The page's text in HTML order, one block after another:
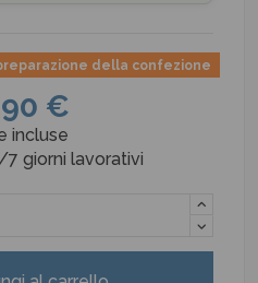
della confezione
€
incluse
7 giorni lavorativi